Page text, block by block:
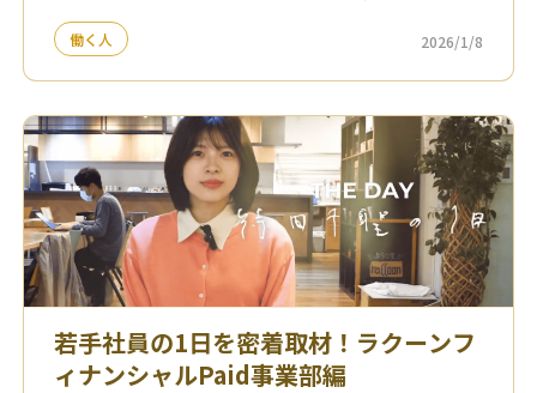
働く人 2026/1/8
若手社員の1日を密着取材！ラクーンフ
ィナンシャルPaid事業部編